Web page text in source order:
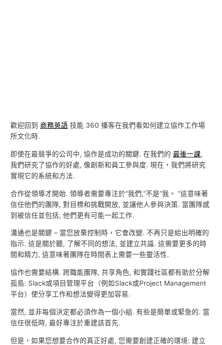
歡迎回到商務英語 技能 360 播客在我們看如何建立協作工作場
所文化時.
即使在最競爭的公司中, 協作是成功的關鍵. 在我們的最後一課,
我們研究了協作的好處, 像創新和員工參與度. 現在，我們將研究
實現它的系統和方法.
合作從領導才開始. 領導者需要專注於“我們,”不是“我。 ”這意味著
信任他們的團隊, 對目標和挑戰開放, 並讓他人參與決策. 當團隊感
到被信任並包括, 他們更有可能一起工作.
溝通也是關鍵 – 當您放棄控制時，它會改變. 不再只是給出明確的
指示. 這是關於聽, 了解不同的想法, 並建立共識. 這需要更多的時
間和精力, 這意味著團隊在時間表上需要一些靈活性.
協作也需要結構. 跨職能團隊, 共享角色, 和實踐社區都有助於分解
孤島. Slack或項目管理平台（例如Slack或Project Management
平台）使分享工作和想法變得更加容易.
當然, 並非每個決定都必須作為一個小組. 有些是簡單或緊急的. 當
信任很低時, 最好專注於重建該首先.
但是，如果您想要合作的真正好處, 您需要創建正確的環境: 建立